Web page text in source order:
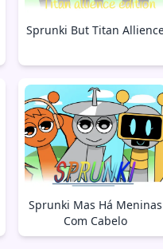
Sprunki But Titan
Sprunki Mas Há Meninas
Com Cabelo